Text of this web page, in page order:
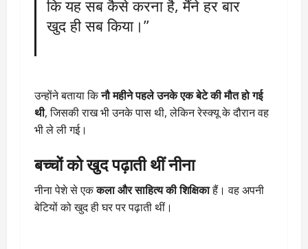
कि यह सब कैसे करना है, मैंने हर बार
खुद ही सब किया।”
उन्होंने बताया किनौ महीने पहले उनके एक बेटे की मौत हो गई
थी, जिसकी राख भी उनके पास थी, लेकिन रेस्क्यू के दौरान वह
भी ले ली गई।
बच्चों को खुद पढ़ाती थीं नीना
नीना पेशे से एककला और साहित्य की शिक्षिकाहैं। वह अपनी
बेटियों को खुद ही घर पर पढ़ाती थीं।